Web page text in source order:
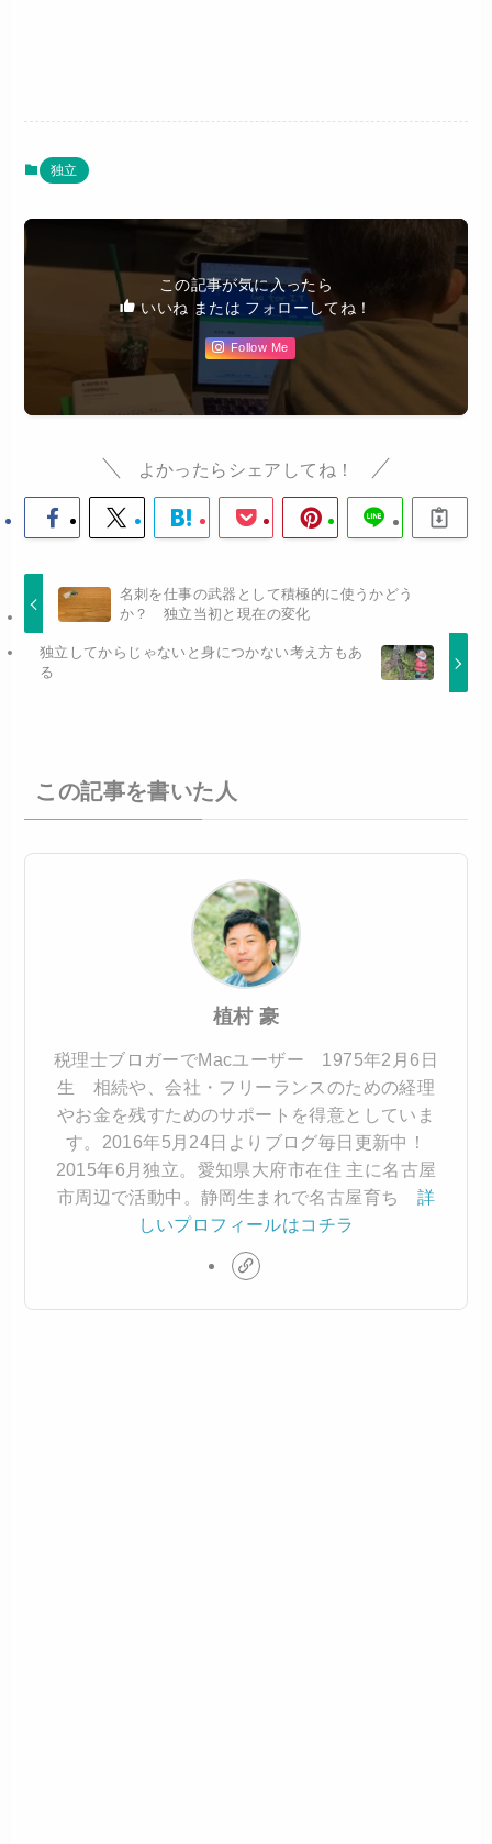
独立
この記事が気に入ったら
いいね または フォローしてね！
Follow Me
よかったらシェアしてね！
名刺を仕事の武器として積極的に使うかどう
か？ 独立当初と現在の変化
独立してからじゃないと身につかない考え方もあ
る
この記事を書いた人
植村 豪
税理士ブロガーでMacユーザー 1975年2月6日
生 相続や、会社・フリーランスのための経理
やお金を残すためのサポートを得意としていま
す。2016年5月24日よりブログ毎日更新中！
2015年6月独立。愛知県大府市在住 主に名古屋
市周辺で活動中。静岡生まれで名古屋育ち 詳
しいプロフィールはコチラ